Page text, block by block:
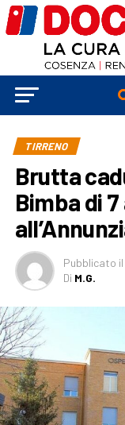
TIRRENO
Brutta
Bimba di
Pubblicato il
Di M.G.